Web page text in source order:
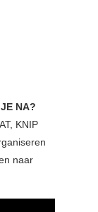
NA?
KNIP
naar